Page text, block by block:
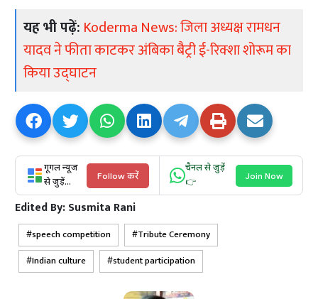
यह भी पढ़ें: Koderma News: जिला अध्यक्ष रामधन
यादव ने फीता काटकर अंबिका बैट्री ई-रिक्शा शोरूम का
किया उद्घाटन
गूगल न्यूज
से जुड़ें...
Follow करें
चैनल से जुड़ें
👉
Join Now
Edited By:Susmita Rani
speech competition
Tribute Ceremony
Indian culture
student participation